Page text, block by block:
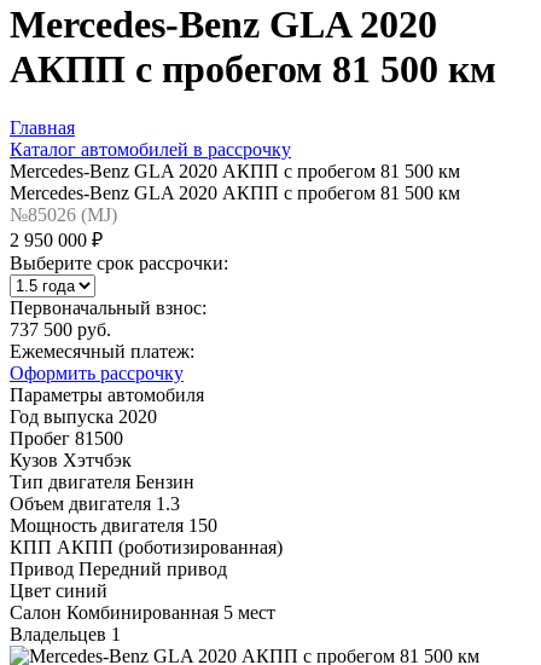
Mercedes-Benz GLA 2020
АКПП с пробегом 81 500 км
Главная
Каталог автомобилей в рассрочку
Mercedes-Benz GLA 2020 АКПП с пробегом 81 500 км
Mercedes-Benz GLA 2020 АКПП с пробегом 81 500 км
№85026 (МJ)
2 950 000 ₽
Выберите срок рассрочки:
Первоначальный взнос:
737 500 руб.
Ежемесячный платеж:
Оформить рассрочку
Параметры автомобиля
Год выпуска 2020
Пробег 81500
Кузов Хэтчбэк
Тип двигателя Бензин
Объем двигателя 1.3
Мощность двигателя 150
КПП АКПП (роботизированная)
Привод Передний привод
Цвет синий
Салон Комбинированная 5 мест
Владельцев 1